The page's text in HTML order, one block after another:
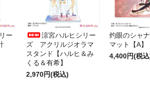
ー
涼宮ハルヒシリー
ズ アクリルジオラマ
スタンド【ハルヒ＆み
くる＆有希】
2,970円(税込)
灼眼のシャ
マット【A】
4,400円(税